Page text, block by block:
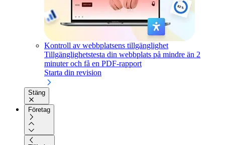
Kontroll av webbplatsens tillgänglighet
Tillgänglighetstesta din webbplats på mindre än 2
minuter och få en PDF-rapport
Starta din revision
Stäng
Företag